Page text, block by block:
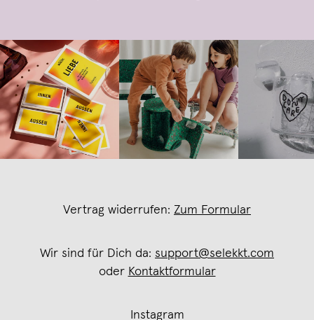
Vertrag widerrufen: Zum Formular
Wir sind für Dich da: support@selekkt.com
oder Kontaktformular
Instagram